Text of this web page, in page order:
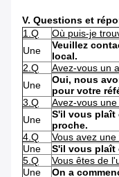
V. Questions et
1.Q
Où puis-je
Une
Veuillez
local.
2.Q
Avez-vous un
Une
Oui, nous
pour votre
3.Q
Avez-vous
Une
S'il vous plaît
proche.
4.Q
Vous avez
Une
S'il vous plaît
5.Q
Vous êtes de
Une
On a